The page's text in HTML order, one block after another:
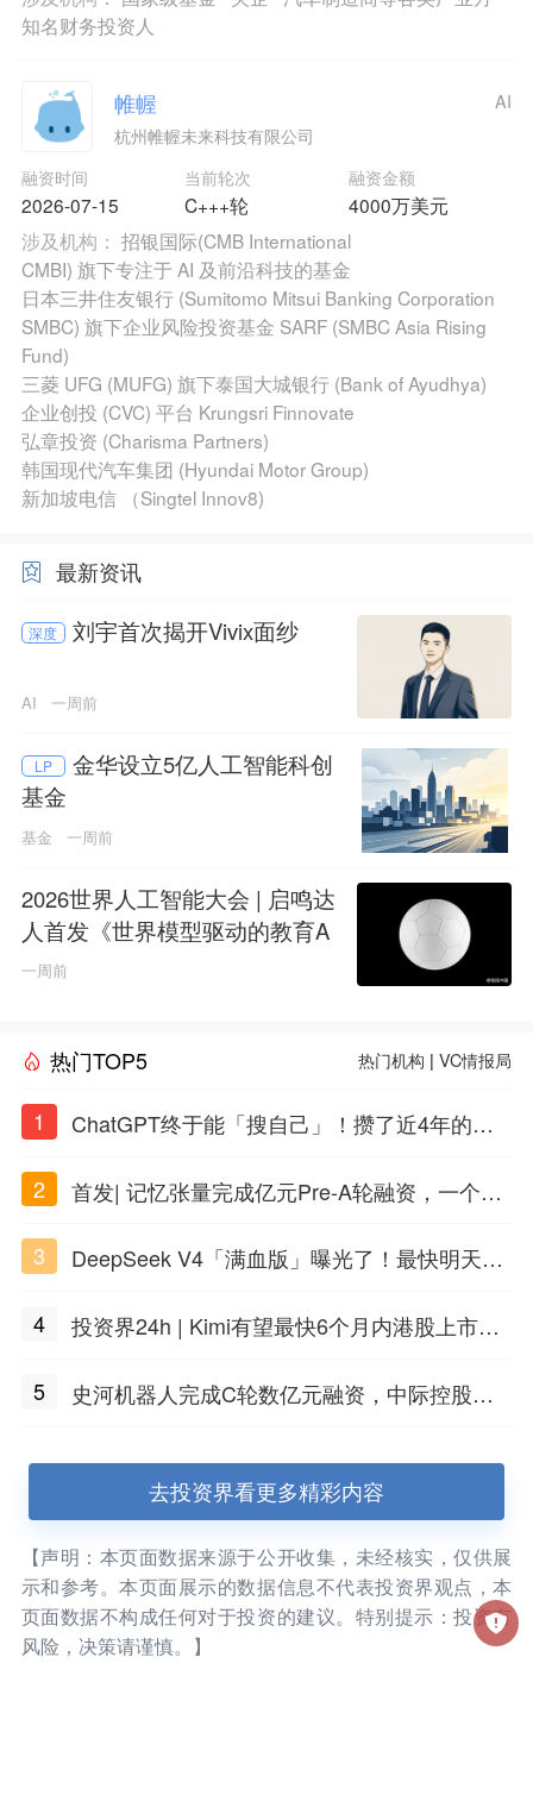
知名财务投资人
帷幄
杭州帷幄未来科技有限公司
融资时间
2026-07-15
当前轮次
C+++轮
融资金额
4000万美元
AI
涉及机构： 招银国际(CMB International
CMBI) 旗下专注于 AI 及前沿科技的基金
日本三井住友银行 (Sumitomo Mitsui Banking Corporation
SMBC) 旗下企业风险投资基金 SARF (SMBC Asia Rising
Fund)
三菱 UFG (MUFG) 旗下泰国大城银行 (Bank of Ayudhya)
企业创投 (CVC) 平台 Krungsri Finnovate
弘章投资 (Charisma Partners)
韩国现代汽车集团 (Hyundai Motor Group)
新加坡电信 （Singtel Innov8)
最新资讯
深度 刘宇首次揭开Vivix面纱
AI 一周前
LP
金华设立5亿人工智能科创
基金
基金 一周前
2026世界人工智能大会 | 启鸣达
人首发《世界模型驱动的教育A
GI白皮书》
一周前
热门TOP5 热门机构 |VC情报局
1
ChatGPT终于能「搜自己」！攒了近4年的对
2
首发| 记忆张量完成亿元Pre-A轮融资，一个上
3
DeepSeek V4「满血版」曝光了！最快明天发
4
投资界24h | Kimi有望最快6个月内港股上市；
5
史河机器人完成C轮数亿元融资，中际控股领
去投资界看更多精彩内容
【声明：本页面数据来源于公开收集，未经核实，仅供展
示和参考。本页面展示的数据信息不代表投资界观点，本
页面数据不构成任何对于投资的建议。特别提示：投资有
风险，决策请谨慎。】